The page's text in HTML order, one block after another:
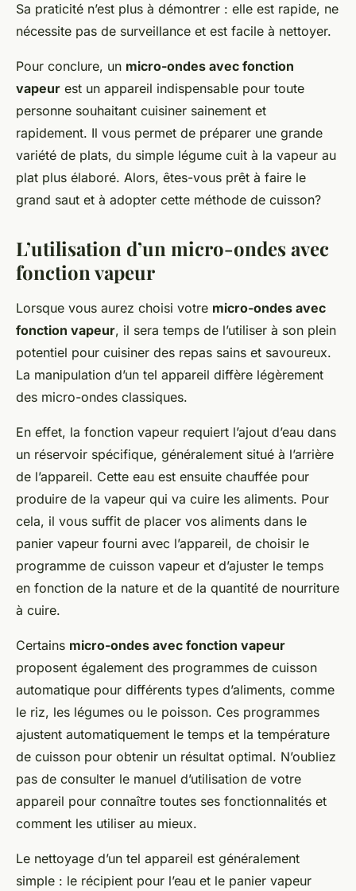
Sa praticité n’est plus à démontrer : elle est rapide, ne
nécessite pas de surveillance et est facile à nettoyer.
Pour conclure, un micro-ondes avec fonction
vapeur est un appareil indispensable pour toute
personne souhaitant cuisiner sainement et
rapidement. Il vous permet de préparer une grande
variété de plats, du simple légume cuit à la vapeur au
plat plus élaboré. Alors, êtes-vous prêt à faire le
grand saut et à adopter cette méthode de cuisson?
L’utilisation d’un micro-ondes avec
fonction vapeur
Lorsque vous aurez choisi votre micro-ondes avec
fonction vapeur, il sera temps de l’utiliser à son plein
potentiel pour cuisiner des repas sains et savoureux.
La manipulation d’un tel appareil diffère légèrement
des micro-ondes classiques.
En effet, la fonction vapeur requiert l’ajout d’eau dans
un réservoir spécifique, généralement situé à l’arrière
de l’appareil. Cette eau est ensuite chauffée pour
produire de la vapeur qui va cuire les aliments. Pour
cela, il vous suffit de placer vos aliments dans le
panier vapeur fourni avec l’appareil, de choisir le
programme de cuisson vapeur et d’ajuster le temps
en fonction de la nature et de la quantité de nourriture
à cuire.
Certains micro-ondes avec fonction vapeur
proposent également des programmes de cuisson
automatique pour différents types d’aliments, comme
le riz, les légumes ou le poisson. Ces programmes
ajustent automatiquement le temps et la température
de cuisson pour obtenir un résultat optimal. N’oubliez
pas de consulter le manuel d’utilisation de votre
appareil pour connaître toutes ses fonctionnalités et
comment les utiliser au mieux.
Le nettoyage d’un tel appareil est généralement
simple : le récipient pour l’eau et le panier vapeur